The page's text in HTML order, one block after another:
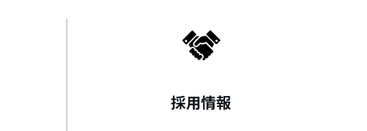
会員サービス&オフィス家具通販
MIRAIZ PLUS
採用情報